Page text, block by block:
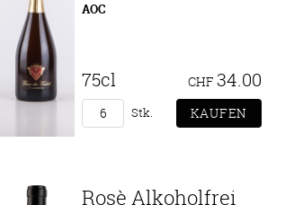
AOC
75cl CHF 34.00
Stk.
Rosè Alkoholfrei